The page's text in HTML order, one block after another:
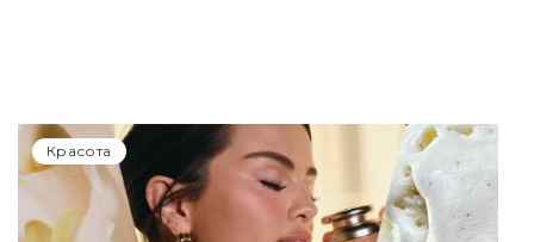
Красота